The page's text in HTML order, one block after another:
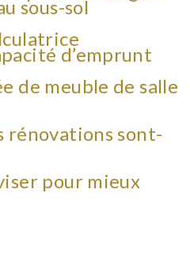
sous-sol
d’emprunt
de meuble de salle
rénovations sont-
pour mieux